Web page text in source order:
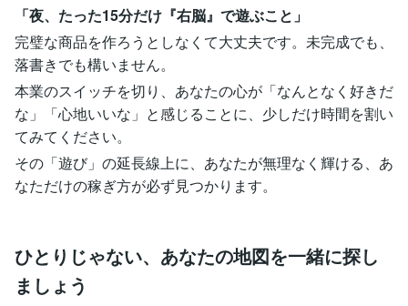
「夜、たった15分だけ『右脳』で遊ぶこと」
完璧な商品を作ろうとしなくて大丈夫です。未完成でも、
落書きでも構いません。
本業のスイッチを切り、あなたの心が「なんとなく好きだ
な」「心地いいな」と感じることに、少しだけ時間を割い
てみてください。
その「遊び」の延長線上に、あなたが無理なく輝ける、あ
なただけの稼ぎ方が必ず見つかります。
ひとりじゃない、あなたの地図を一緒に探し
ましょう